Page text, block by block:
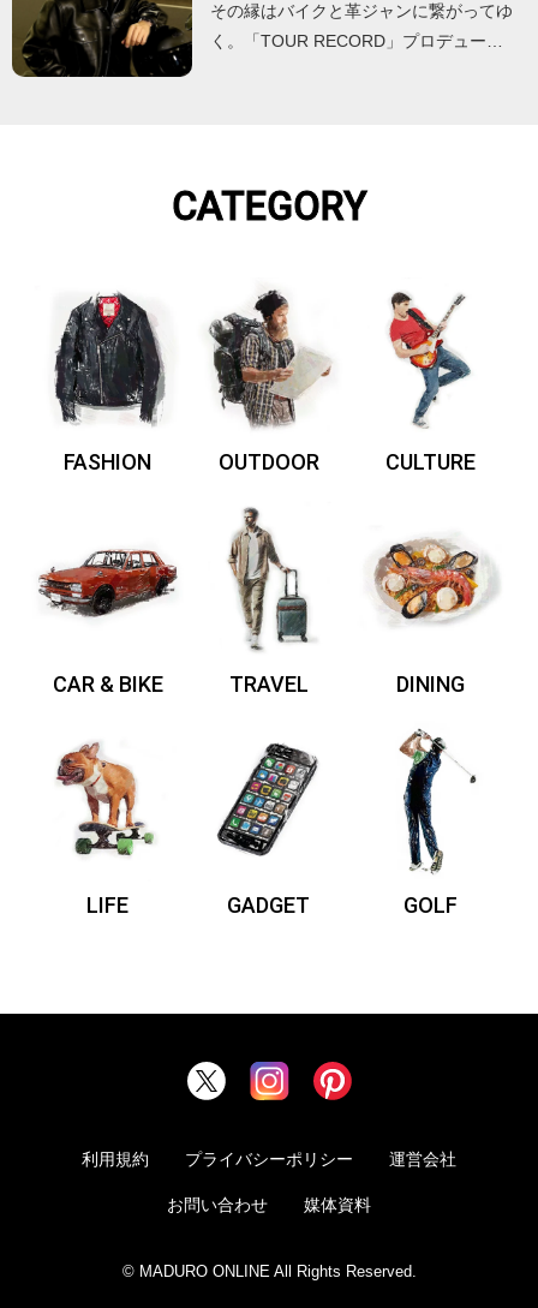
その縁はバイクと革ジャンに繋がってゆ
く。「TOUR RECORD」プロデュー…
CATEGORY
FASHION OUTDOOR CULTURE
CAR & BIKE TRAVEL DINING
LIFE GADGET GOLF
利用規約 プライバシーポリシー 運営会社
お問い合わせ 媒体資料
© MADURO ONLINE All Rights Reserved.